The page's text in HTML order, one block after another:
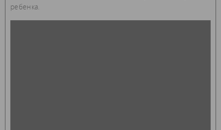
ребенка.